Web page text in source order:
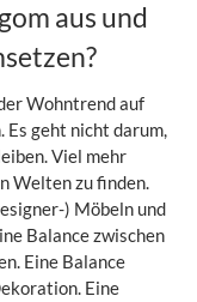
aus und
Wohntrend auf
Es geht nicht darum,
Viel mehr
Welten zu finden.
) Möbeln und
Balance zwischen
Eine Balance
Eine